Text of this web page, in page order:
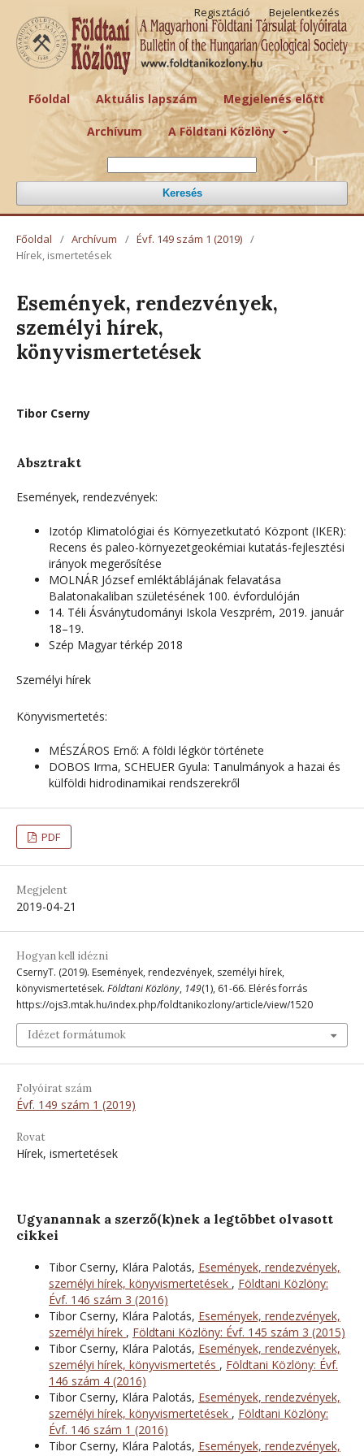
Főoldal Aktuális lapszám Megjelenés előtt
Archívum A Földtani Közlöny
Keresés
Regisztáció Bejelentkezés
Főoldal / Archívum / Évf. 149 szám 1 (2019) /
Hírek, ismertetések
Események, rendezvények,
személyi hírek,
könyvismertetések
Tibor Cserny
Absztrakt
Események, rendezvények:
Izotóp Klimatológiai és Környezetkutató Központ (IKER):
Recens és paleo-környezetgeokémiai kutatás-fejlesztési
irányok megerősítése
MOLNÁR József emléktáblájának felavatása
Balatonakaliban születésének 100. évfordulóján
14. Téli Ásványtudományi Iskola Veszprém, 2019. január
18–19.
Szép Magyar térkép 2018
Személyi hírek
Könyvismertetés:
MÉSZÁROS Ernő: A földi légkör története
DOBOS Irma, SCHEUER Gyula: Tanulmányok a hazai és
külföldi hidrodinamikai rendszerekről
PDF
Megjelent
2019-04-21
Hogyan kell idézni
CsernyT. (2019). Események, rendezvények, személyi hírek,
könyvismertetések. Földtani Közlöny, 149(1), 61-66. Elérés forrás
https://ojs3.mtak.hu/index.php/foldtanikozlony/article/view/1520
Idézet formátumok
Folyóirat szám
Évf. 149 szám 1 (2019)
Rovat
Hírek, ismertetések
Ugyanannak a szerző(k)nek a legtöbbet olvasott
cikkei
Tibor Cserny, Klára Palotás, Események, rendezvények,
személyi hírek, könyvismertetések , Földtani Közlöny:
Évf. 146 szám 3 (2016)
Tibor Cserny, Klára Palotás, Események, rendezvények,
személyi hírek , Földtani Közlöny: Évf. 145 szám 3 (2015)
Tibor Cserny, Klára Palotás, Események, rendezvények,
személyi hírek, könyvismertetés , Földtani Közlöny: Évf.
146 szám 4 (2016)
Tibor Cserny, Klára Palotás, Események, rendezvények,
személyi hírek, könyvismertetések , Földtani Közlöny:
Évf. 146 szám 1 (2016)
Tibor Cserny, Klára Palotás, Események, rendezvények,